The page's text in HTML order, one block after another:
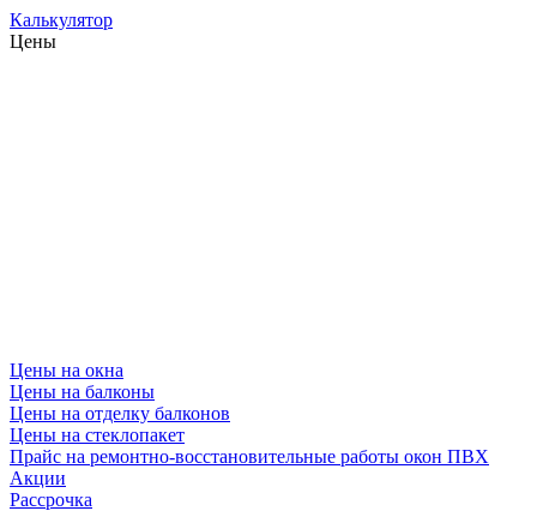
Калькулятор
Цены
Цены на окна
Цены на балконы
Цены на отделку балконов
Цены на стеклопакет
Прайс на ремонтно-восстановительные работы окон ПВХ
Акции
Рассрочка